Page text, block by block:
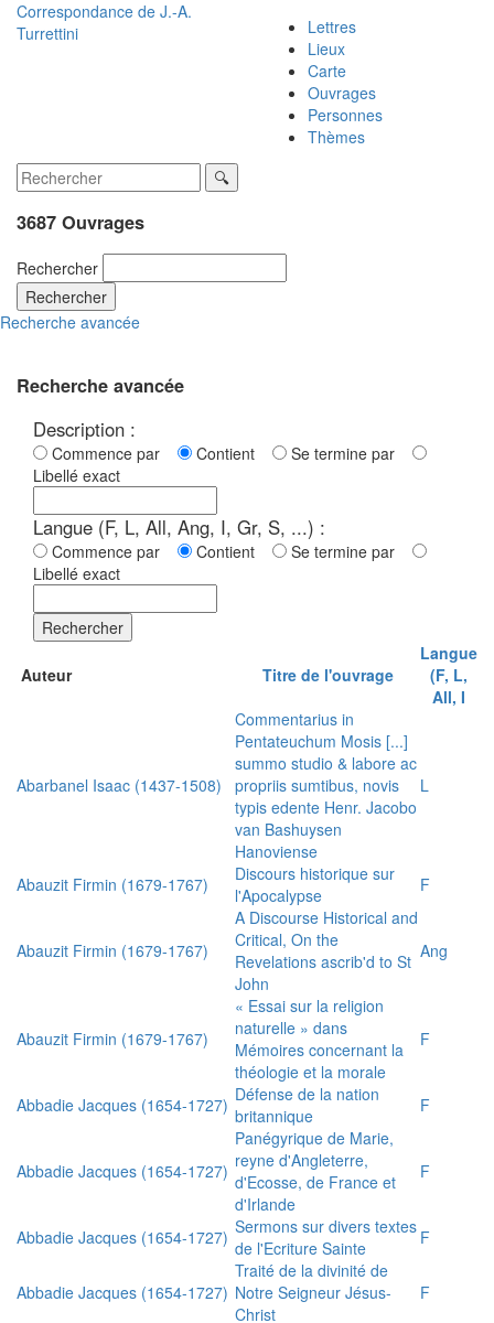
Correspondance de J.-A.
Turrettini
Lettres
Lieux
Carte
Ouvrages
Personnes
Thèmes
3687 Ouvrages
Rechercher
Rechercher
Recherche avancée
Recherche avancée
Description :
Commence par Contient
Se termine par
Libellé exact
Langue (F, L, All, Ang, I, Gr, S, ...) :
Commence par Contient
Se termine par
Libellé exact
Rechercher
Auteur Titre de l'ouvrage
Langue
(F, L,
All, I
Abarbanel Isaac (1437-1508)
Commentarius in
Pentateuchum Mosis [...]
summo studio & labore ac
propriis sumtibus, novis
typis edente Henr. Jacobo
van Bashuysen
Hanoviense
L
Abauzit Firmin (1679-1767)
Discours historique sur
l'Apocalypse
F
Abauzit Firmin (1679-1767)
A Discourse Historical and
Critical, On the
Revelations ascrib'd to St
John
Ang
Abauzit Firmin (1679-1767)
« Essai sur la religion
naturelle » dans
Mémoires concernant la
théologie et la morale
F
Abbadie Jacques (1654-1727) Défense de la nation
britannique
F
Abbadie Jacques (1654-1727)
Panégyrique de Marie,
reyne d'Angleterre,
d'Ecosse, de France et
d'Irlande
F
Abbadie Jacques (1654-1727) Sermons sur divers textes
de l'Ecriture Sainte
F
Abbadie Jacques (1654-1727)
Traité de la divinité de
Notre Seigneur Jésus-
Christ
F